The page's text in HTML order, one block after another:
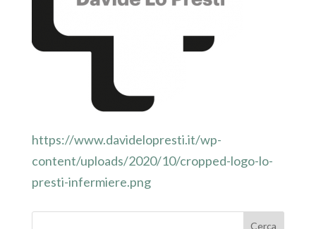
https://www.davidelopresti.it/wp-
content/uploads/2020/10/cropped-logo-lo-
presti-infermiere.png